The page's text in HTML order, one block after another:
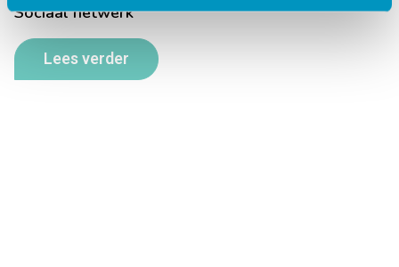
Sociaal netwerk
Lees verder